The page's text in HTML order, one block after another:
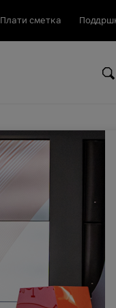
Плати сметка